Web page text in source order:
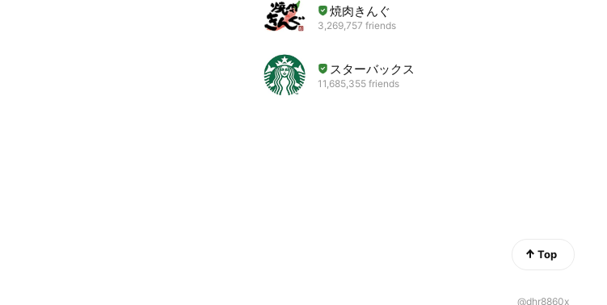
焼肉きんぐ
3,269,757 friends
スターバックス
11,685,355 friends
Top
@dhr8860x